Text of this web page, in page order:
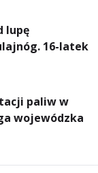
lupę
16-latek
paliw w
wojewódzka